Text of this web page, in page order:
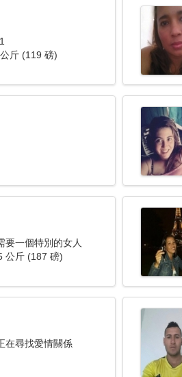
斤 (119 磅)
要一個特別的女人
公斤 (187 磅)
在尋找愛情關係